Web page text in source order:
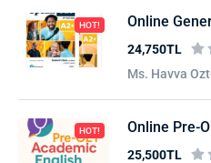
HOT! Online
24,750TL
Ms. Havva
HOT! Online Pre-
25,500TL